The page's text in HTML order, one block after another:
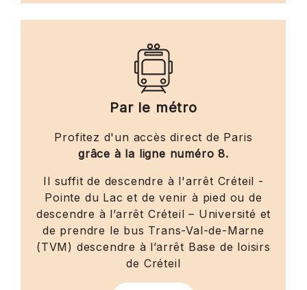
Par le métro
Profitez d'un accès direct de Paris
grâce à la ligne numéro 8.
Il suffit de descendre à l'arrêt Créteil -
Pointe du Lac et de venir à pied ou de
descendre à l’arrêt Créteil – Université et
de prendre le bus Trans-Val-de-Marne
(TVM) descendre à l’arrêt Base de loisirs
de Créteil